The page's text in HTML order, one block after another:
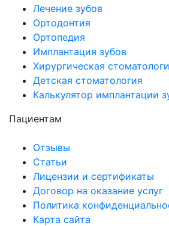
Лечение зубов
Ортодонтия
Ортопедия
Имплантация зубов
Хирургическая
Детская стоматология
Калькулятор имплантации
Пациентам
Отзывы
Статьи
Лицензии и сертификаты
Договор на оказание услуг
Политика
Карта сайта